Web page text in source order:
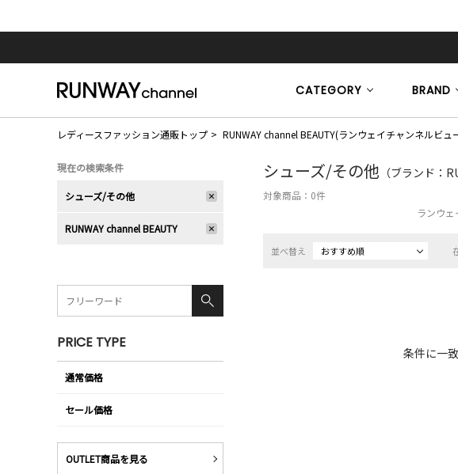
CATEGORY BRAND
レディースファッション通販トップ RUNWAY channel BEAUTY(ランウェイチャンネルビュ
シューズ/その他 （ブランド：
対象商品： 0件
ランウェ
並べ替え おすすめ順
条件に一
現在の検索条件
シューズ/その他
RUNWAY channel BEAUTY
PRICE TYPE
通常価格
セール価格
OUTLET商品を見る